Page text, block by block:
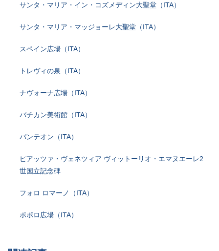
サンタ・マリア・イン・コズメディン大聖堂（ITA）
サンタ・マリア・マッジョーレ大聖堂（ITA）
スペイン広場（ITA）
トレヴィの泉（ITA）
ナヴォーナ広場（ITA）
バチカン美術館（ITA）
パンテオン（ITA）
ピアッツァ・ヴェネツィア ヴィットーリオ・エマヌエーレ2
世国立記念碑
フォロ ロマーノ（ITA）
ポポロ広場（ITA）